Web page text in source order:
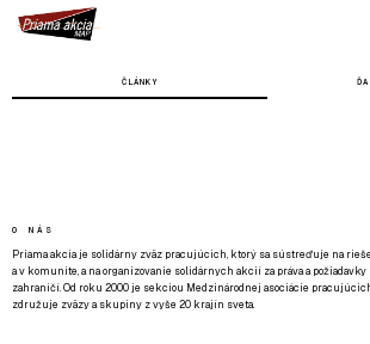
ČLÁNKY
O NÁS
Priama akcia je solidárny zväz pracujúcich, ktorý sa sústreďuje na
a v komunite, a na organizovanie solidárnych akcií za práva a
zahraničí. Od roku 2000 je sekciou Medzinárodnej asociácie
združuje zväzy a skupiny z vyše 20 krajín sveta.